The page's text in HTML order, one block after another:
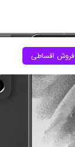
فروش اقساطی